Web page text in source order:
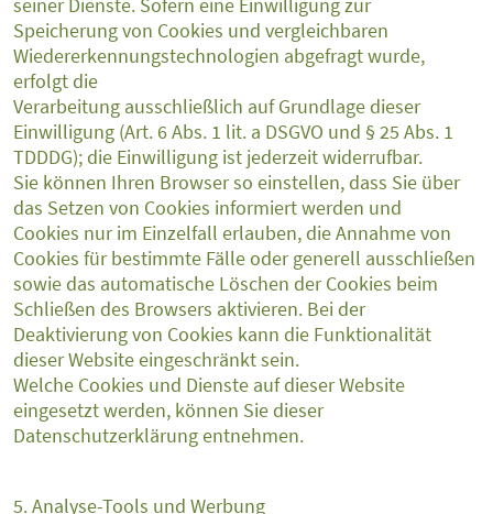
seiner Dienste. Sofern eine Einwilligung zur
Speicherung von Cookies und vergleichbaren
Wiedererkennungstechnologien abgefragt wurde,
erfolgt die
Verarbeitung ausschließlich auf Grundlage dieser
Einwilligung (Art. 6 Abs. 1 lit. a DSGVO und § 25 Abs. 1
TDDDG); die Einwilligung ist jederzeit widerrufbar.
Sie können Ihren Browser so einstellen, dass Sie über
das Setzen von Cookies informiert werden und
Cookies nur im Einzelfall erlauben, die Annahme von
Cookies für bestimmte Fälle oder generell ausschließen
sowie das automatische Löschen der Cookies beim
Schließen des Browsers aktivieren. Bei der
Deaktivierung von Cookies kann die Funktionalität
dieser Website eingeschränkt sein.
Welche Cookies und Dienste auf dieser Website
eingesetzt werden, können Sie dieser
Datenschutzerklärung entnehmen.
5. Analyse-Tools und Werbung